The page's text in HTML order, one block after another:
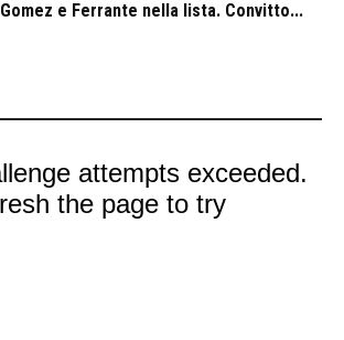
Gomez e Ferrante nella lista. Convitto...